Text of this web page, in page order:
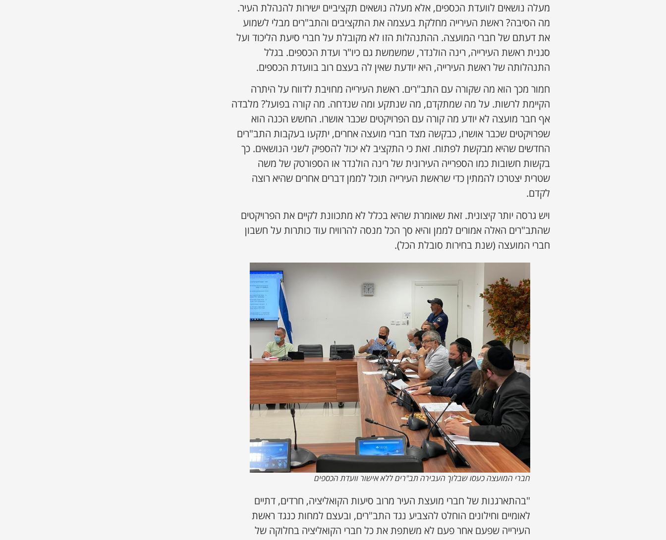
מעלה נושאים לוועדת הכספים, אלא מעלה נושאים תקציביים ישירות להנהלת העיר.
מה הסיבה? ראשת העירייה מחלקת בעצמה את התקציבים והתב"רים מבלי לשמוע
את דעתם של חברי המועצה. ההתנהלות הזו לא מקובלת על חברי סיעת הליכוד ועל
סגנית ראשת העירייה, רינה הולנדר, שמשמשת גם כיו"ר ועדת הכספים. בגלל
התנהלותה של ראשת העירייה, היא יודעת שאין לה בעצם רוב בוועדת הכספים.
חמור מכך הוא מה שקורה עם התב"רים. ראשת העירייה מחויבת לדווח על היתרה
הקיימת לרשות. על מה שמתקדם, מה שנתקע ומה שנדחה. מה קורה בפועל? מלבדה
אף חבר מועצה לא יודע מה קורה עם הפרויקטים שכבר אושרו. החשש הכנה הוא
שפרויקטים שכבר אושרו, כבקשה מצד חברי מועצה אחרים, יתקעו בעקבות התב"רים
החדשים שהיא מבקשת לפתוח. זאת כי התקציב לא יכול להספיק לשני הנושאים. כך
בקשות חשובות כמו הספרייה העירונית של רינה הולנדר או הספורטק של משה
שטרית יצטרכו להמתין כדי שראשת העירייה תוכל לממן דברים אחרים שהיא רוצה
לקדם.
ויש גרסה יותר קיצונית. זאת שאומרת שהיא בכלל לא מתכוונת לקיים את הפרויקטים
שהתב"רים האלה אמורים לממן והיא סך הכל מנסה להרוויח עוד כותרות על חשבון
חברי המועצה (שנת בחירות סובלת הכל).
חברי המועצה כעסו שבלוך העבירה תב"רים ללא אישור וועדת הכספים
"בהתארגנות של חברי מועצת העיר מרוב סיעות הקואליציה, חרדים, דתיים
לאומיים וחילונים הוחלט להצביע נגד התב"רים, ובעצם למחות כנגד ראשת
העירייה שפעם אחר פעם לא משתפת את כל חברי הקואליציה בחלוקה של